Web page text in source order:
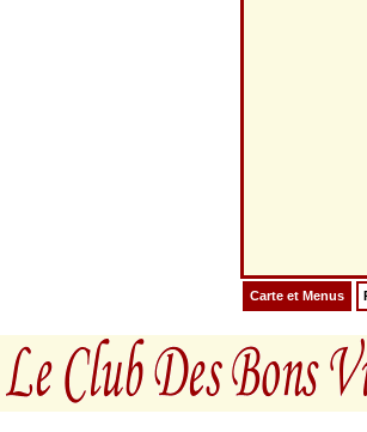
Carte et Menus